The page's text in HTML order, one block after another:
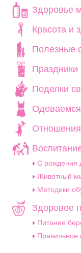
Здоровье
Красота и
Полезные
Праздники
Поделки
C рождения
Животный
Методики
Здоровое
Питание
Правильное